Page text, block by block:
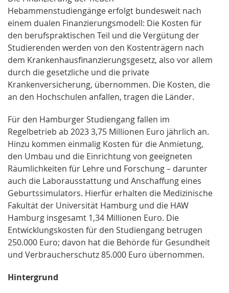
Hebammenstudiengänge erfolgt bundesweit nach
einem dualen Finanzierungsmodell: Die Kosten für
den berufspraktischen Teil und die Vergütung der
Studierenden werden von den Kostenträgern nach
dem Krankenhausfinanzierungsgesetz, also vor allem
durch die gesetzliche und die private
Krankenversicherung, übernommen. Die Kosten, die
an den Hochschulen anfallen, tragen die Länder.
Für den Hamburger Studiengang fallen im
Regelbetrieb ab 2023 3,75 Millionen Euro jährlich an.
Hinzu kommen einmalig Kosten für die Anmietung,
den Umbau und die Einrichtung von geeigneten
Räumlichkeiten für Lehre und Forschung – darunter
auch die Laborausstattung und Anschaffung eines
Geburtssimulators. Hierfür erhalten die Medizinische
Fakultät der Universität Hamburg und die HAW
Hamburg insgesamt 1,34 Millionen Euro. Die
Entwicklungskosten für den Studiengang betrugen
250.000 Euro; davon hat die Behörde für Gesundheit
und Verbraucherschutz 85.000 Euro übernommen.
Hintergrund